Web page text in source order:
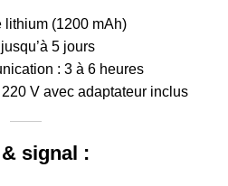
lithium (1200 mAh)
5 jours
: 3 à 6 heures
V avec adaptateur inclus
signal :